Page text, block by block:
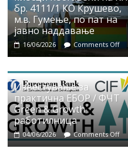
бр. 4111/1 КО Крушево,
м.в. Гумење, по пат на
јавно наддавање
16/06/2026 Comments Off
Известување за
практична ЕБОР / ФЧТ
Green & Growth
работилница
04/06/2026 Comments Off